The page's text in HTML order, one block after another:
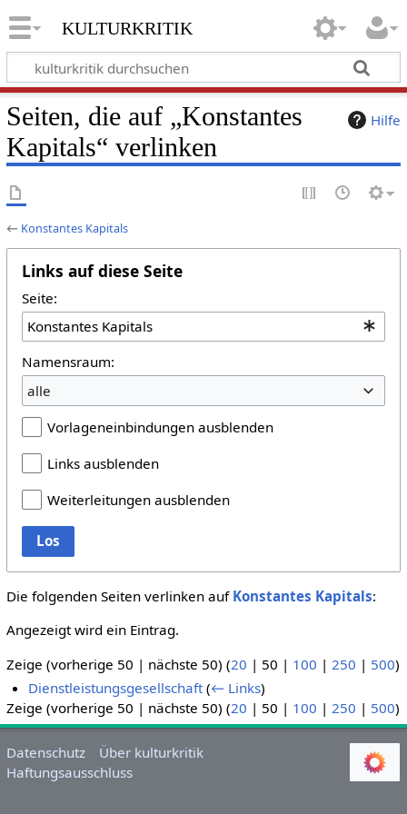
kulturkritik
Hilfe
Seiten, die auf „Konstantes
Kapitals“ verlinken
← Konstantes Kapitals
Links auf diese Seite
Seite:
Namensraum:
alle
Vorlageneinbindungen ausblenden
Links ausblenden
Weiterleitungen ausblenden
Los
Die folgenden Seiten verlinken auf Konstantes Kapitals:
Angezeigt wird ein Eintrag.
Zeige (vorherige 50 | nächste 50) (20 | 50 | 100 | 250 | 500)
Dienstleistungsgesellschaft (← Links)
Zeige (vorherige 50 | nächste 50) (20 | 50 | 100 | 250 | 500)
Datenschutz
Über kulturkritik
Haftungsausschluss